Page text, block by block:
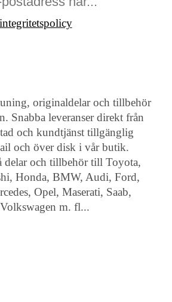
integritetspolicy
originaldelar och tillbehör
Snabba leveranser direkt från
och kundtjänst tillgänglig
och över disk i vår butik.
delar och tillbehör till Toyota,
Honda, BMW, Audi, Ford,
Opel, Maserati, Saab,
m. fl...